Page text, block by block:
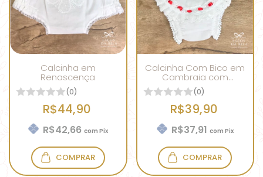
Calcinha em
Renascença
(0)
R$44,90
R$42,66 com Pix
COMPRAR
Calcinha Com Bico em
Cambraia com
Bordado Vermelho e
Verde
(0)
R$39,90
R$37,91 com Pix
COMPRAR